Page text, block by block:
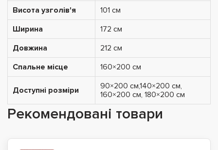
Висота узголів'я
101 см
Ширина
172 см
Довжина
212 см
Спальне місце
160×200 см
Доступні розміри
90×200 см,140×200 см,
160×200 см, 180×200 см
Рекомендовані товари